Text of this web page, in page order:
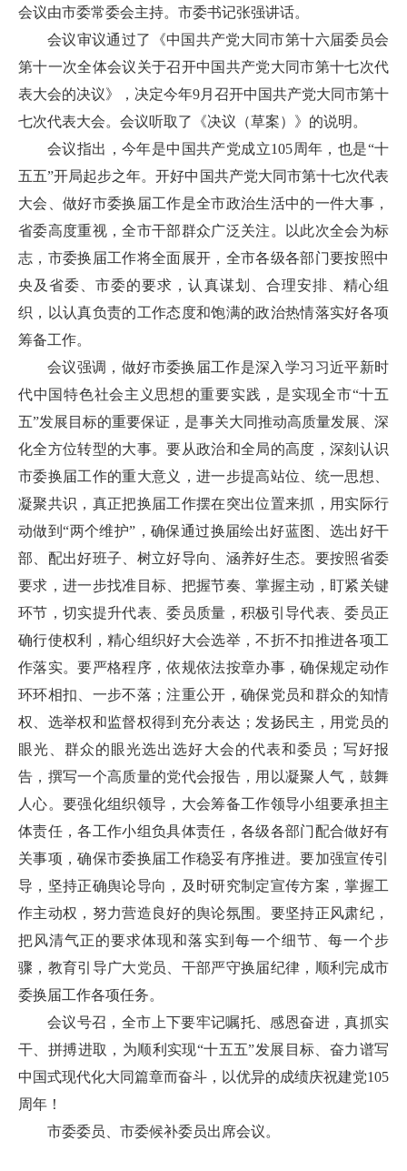
会议由市委常委会主持。市委书记张强讲话。
会议审议通过了《中国共产党大同市第十六届委员会
第十一次全体会议关于召开中国共产党大同市第十七次代
表大会的决议》，决定今年9月召开中国共产党大同市第十
七次代表大会。会议听取了《决议（草案）》的说明。
会议指出，今年是中国共产党成立105周年，也是“十
五五”开局起步之年。开好中国共产党大同市第十七次代表
大会、做好市委换届工作是全市政治生活中的一件大事，
省委高度重视，全市干部群众广泛关注。以此次全会为标
志，市委换届工作将全面展开，全市各级各部门要按照中
央及省委、市委的要求，认真谋划、合理安排、精心组
织，以认真负责的工作态度和饱满的政治热情落实好各项
筹备工作。
会议强调，做好市委换届工作是深入学习习近平新时
代中国特色社会主义思想的重要实践，是实现全市“十五
五”发展目标的重要保证，是事关大同推动高质量发展、深
化全方位转型的大事。要从政治和全局的高度，深刻认识
市委换届工作的重大意义，进一步提高站位、统一思想、
凝聚共识，真正把换届工作摆在突出位置来抓，用实际行
动做到“两个维护”，确保通过换届绘出好蓝图、选出好干
部、配出好班子、树立好导向、涵养好生态。要按照省委
要求，进一步找准目标、把握节奏、掌握主动，盯紧关键
环节，切实提升代表、委员质量，积极引导代表、委员正
确行使权利，精心组织好大会选举，不折不扣推进各项工
作落实。要严格程序，依规依法按章办事，确保规定动作
环环相扣、一步不落；注重公开，确保党员和群众的知情
权、选举权和监督权得到充分表达；发扬民主，用党员的
眼光、群众的眼光选出选好大会的代表和委员；写好报
告，撰写一个高质量的党代会报告，用以凝聚人气，鼓舞
人心。要强化组织领导，大会筹备工作领导小组要承担主
体责任，各工作小组负具体责任，各级各部门配合做好有
关事项，确保市委换届工作稳妥有序推进。要加强宣传引
导，坚持正确舆论导向，及时研究制定宣传方案，掌握工
作主动权，努力营造良好的舆论氛围。要坚持正风肃纪，
把风清气正的要求体现和落实到每一个细节、每一个步
骤，教育引导广大党员、干部严守换届纪律，顺利完成市
委换届工作各项任务。
会议号召，全市上下要牢记嘱托、感恩奋进，真抓实
干、拼搏进取，为顺利实现“十五五”发展目标、奋力谱写
中国式现代化大同篇章而奋斗，以优异的成绩庆祝建党105
周年！
市委委员、市委候补委员出席会议。